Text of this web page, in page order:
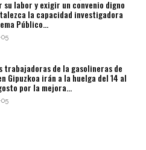
su labor y exigir un convenio digno
la capacidad investigadora
Público...
trabajadoras de la gasolineras de
Gipuzkoa irán a la huelga del 14 al
por la mejora...